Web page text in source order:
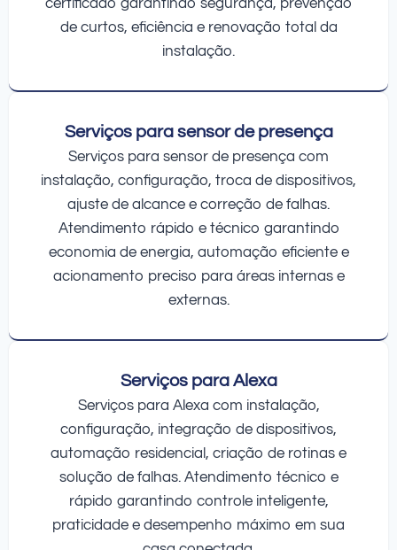
de curtos, eficiência e renovação total da
instalação.
Serviços para sensor de presença
Serviços para sensor de presença com
instalação, configuração, troca de dispositivos,
ajuste de alcance e correção de falhas.
Atendimento rápido e técnico garantindo
economia de energia, automação eficiente e
acionamento preciso para áreas internas e
externas.
Serviços para Alexa
Serviços para Alexa com instalação,
configuração, integração de dispositivos,
automação residencial, criação de rotinas e
solução de falhas. Atendimento técnico e
rápido garantindo controle inteligente,
praticidade e desempenho máximo em sua